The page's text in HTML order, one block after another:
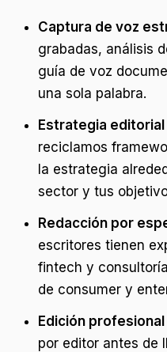
Captura de voz
grabadas, análisis
guía de voz
una sola palabra.
Estrategia
reciclamos
la estrategia
sector y tus
Redacción por
escritores tienen
fintech y
de consumer y
Edición profesional
por editor antes de